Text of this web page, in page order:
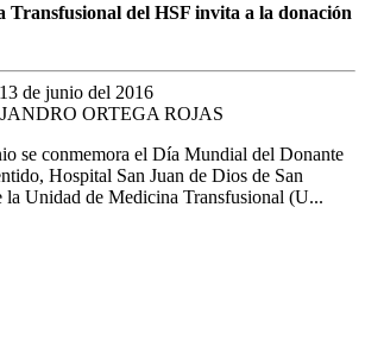
Transfusional del HSF invita a la donación
de junio del 2016
ORTEGA ROJAS
se conmemora el Día Mundial del Donante
Hospital San Juan de Dios de San
la Unidad de Medicina Transfusional (U...